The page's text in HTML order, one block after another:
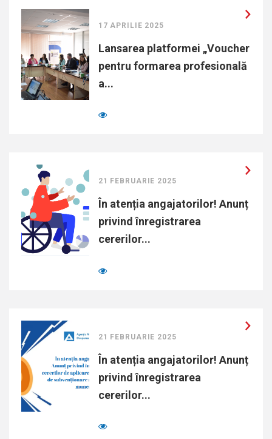
17 APRILIE 2025
Lansarea platformei „Voucher
pentru formarea profesională
a...
21 FEBRUARIE 2025
În atenția angajatorilor! Anunț
privind înregistrarea
cererilor...
21 FEBRUARIE 2025
În atenția angajatorilor! Anunț
privind înregistrarea
cererilor...